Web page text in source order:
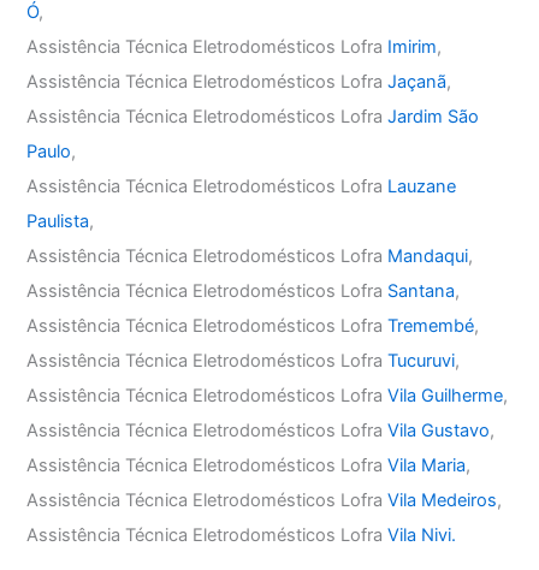
Ó,
Assistência Técnica Eletrodomésticos Lofra Imirim,
Assistência Técnica Eletrodomésticos LofraJaçanã,
Assistência Técnica Eletrodomésticos LofraJardim São
Paulo,
Assistência Técnica Eletrodomésticos Lofra Lauzane
Paulista,
Assistência Técnica Eletrodomésticos Lofra Mandaqui,
Assistência Técnica Eletrodomésticos Lofra Santana,
Assistência Técnica Eletrodomésticos LofraTremembé,
Assistência Técnica Eletrodomésticos LofraTucuruvi,
Assistência Técnica Eletrodomésticos LofraVila Guilherme,
Assistência Técnica Eletrodomésticos LofraVila Gustavo,
Assistência Técnica Eletrodomésticos LofraVila Maria,
Assistência Técnica Eletrodomésticos LofraVila Medeiros,
Assistência Técnica Eletrodomésticos LofraVila Nivi.